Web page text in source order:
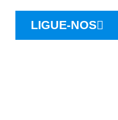
LIGUE-NOS